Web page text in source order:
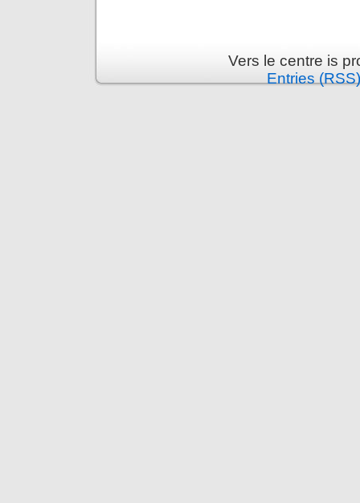
Vers le centre is
Entries (RSS)